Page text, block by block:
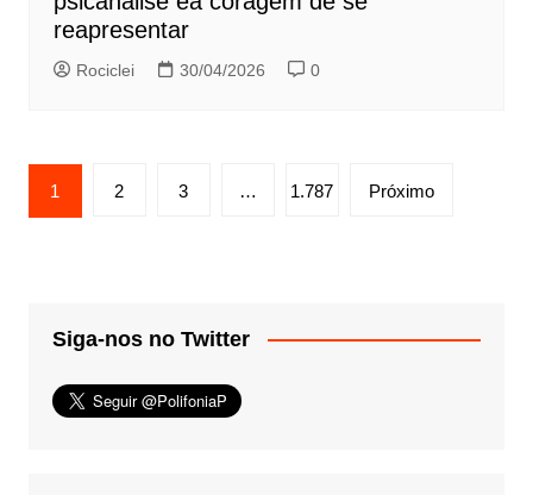
reapresentar
Rociclei 30/04/2026 0
Paginação
de
1 2 3 … 1.787 Próximo
Siga-nos no Twitter